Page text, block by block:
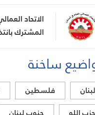
الاتحاد
المشترك
ساخنة
لبنان فلسطين